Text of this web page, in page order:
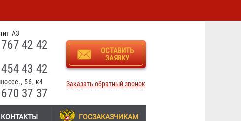
А3
42 42
43 42
56, к4
37 37
ОСТАВИТЬ
ЗАЯВКУ
Заказать обратный звонок
КОНТАКТЫ ГОСЗАКАЗЧИКАМ